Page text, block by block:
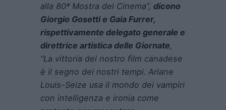
alla 80ª Mostra del Cinema”, dicono
Giorgio Gosetti e Gaia Furrer,
rispettivamente delegato generale e
direttrice artistica delle Giornate,
“La vittoria del nostro film canadese
è il segno dei nostri tempi. Ariane
Louis-Seize usa il mondo dei vampiri
con intelligenza e ironia come